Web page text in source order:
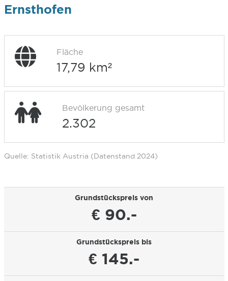
Ernsthofen
Fläche
17,79 km²
Bevölkerung gesamt
2.302
Quelle: Statistik Austria (Datenstand 2024)
Grundstückspreis von
€ 90.-
Grundstückspreis bis
€ 145.-